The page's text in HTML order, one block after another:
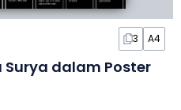
3 A4
dalam Poster